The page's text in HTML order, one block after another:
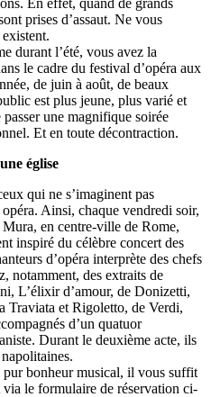
prises d’assaut. Ne vous
durant l’été, vous avez la
le cadre du festival d’opéra aux
de juin à août, de beaux
est plus jeune, plus varié et
passer une magnifique soirée
Et en toute décontraction.
église
qui ne s’imaginent pas
Ainsi, chaque vendredi soir,
en centre-ville de Rome,
inspiré du célèbre concert des
d’opéra interprète des chefs
notamment, des extraits de
L’élixir d’amour, de Donizetti,
Traviata et Rigoletto, de Verdi,
d’un quatuor
Durant le deuxième acte, ils
pur bonheur musical, il vous suffit
le formulaire de réservation ci-